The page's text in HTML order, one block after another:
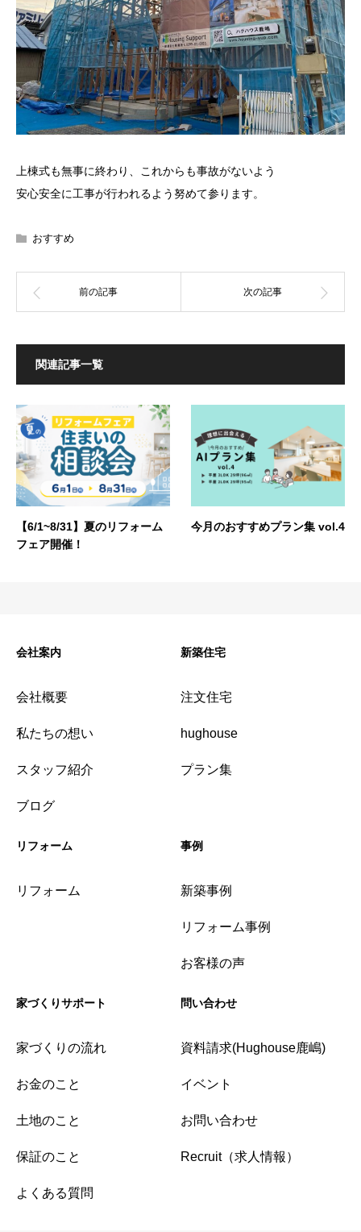
上棟式も無事に終わり、これからも事故がないよう
安心安全に工事が行われるよう努めて参ります。
おすすめ
関連記事一覧
【6/1~8/31】夏のリフォーム
フェア開催！
今月のおすすめプラン集 vol.4
会社案内
会社概要
私たちの想い
スタッフ紹介
ブログ
新築住宅
注文住宅
hughouse
プラン集
リフォーム
リフォーム
事例
新築事例
リフォーム事例
お客様の声
家づくりサポート
家づくりの流れ
お金のこと
土地のこと
保証のこと
よくある質問
問い合わせ
資料請求(Hughouse鹿嶋)
イベント
お問い合わせ
Recruit（求人情報）